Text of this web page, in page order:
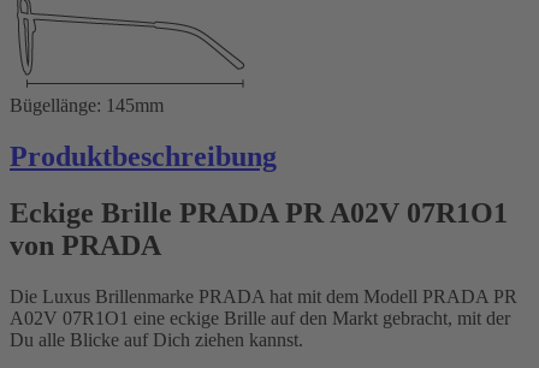
Bügellänge: 145mm
Produktbeschreibung
Eckige Brille PRADA PR A02V 07R1O1
von PRADA
Die Luxus Brillenmarke PRADA hat mit dem Modell PRADA PR
A02V 07R1O1 eine eckige Brille auf den Markt gebracht, mit der
Du alle Blicke auf Dich ziehen kannst.